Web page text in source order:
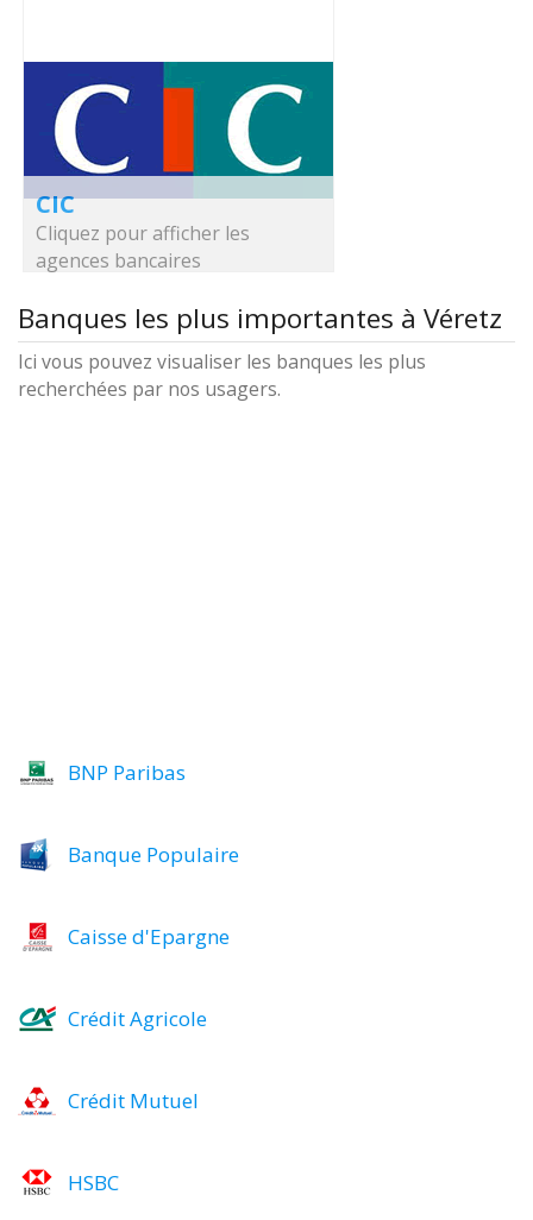
CIC
Cliquez pour afficher les
agences bancaires
Banques les plus importantes à Véretz
Ici vous pouvez visualiser les banques les plus
recherchées par nos usagers.
BNP Paribas
Banque Populaire
Caisse d'Epargne
Crédit Agricole
Crédit Mutuel
HSBC